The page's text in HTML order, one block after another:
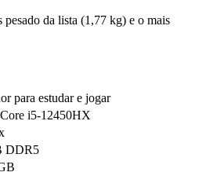
pesado da lista (1,77 kg) e o mais
para estudar e jogar
i5-12450HX
DDR5